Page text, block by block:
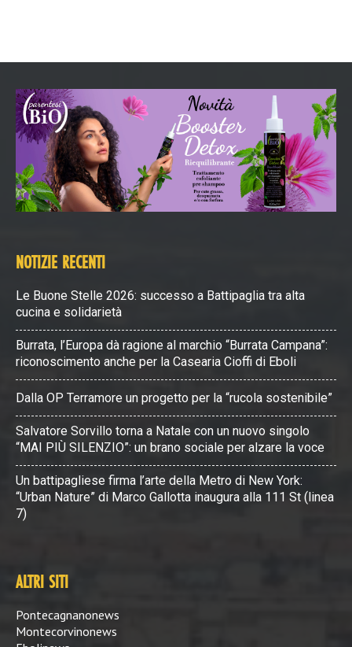
NOTIZIE RECENTI
Le Buone Stelle 2026: successo a Battipaglia tra alta
cucina e solidarietà
Burrata, l’Europa dà ragione al marchio “Burrata Campana”:
riconoscimento anche per la Casearia Cioffi di Eboli
Dalla OP Terramore un progetto per la “rucola sostenibile”
Salvatore Sorvillo torna a Natale con un nuovo singolo
“MAI PIÙ SILENZIO”: un brano sociale per alzare la voce
Un battipagliese firma l’arte della Metro di New York:
“Urban Nature” di Marco Gallotta inaugura alla 111 St (linea
7)
ALTRI SITI
Pontecagnanonews
Montecorvinonews